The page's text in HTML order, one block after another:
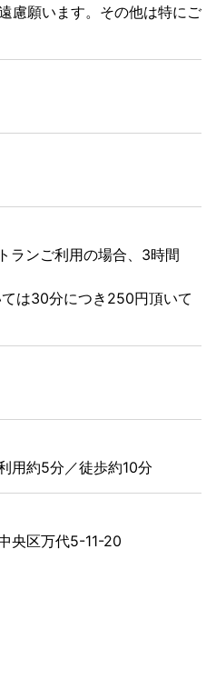
慮願います。その他は特にご
ランご利用の場合、3時間
は30分につき250円頂いて
用約5分／徒歩約10分
央区万代5-11-20